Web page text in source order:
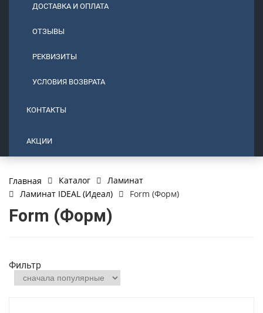
ДОСТАВКА И ОПЛАТА
ОТЗЫВЫ
РЕКВИЗИТЫ
УСЛОВИЯ ВОЗВРАТА
КОНТАКТЫ
АКЦИИ
Главная Каталог
Ламинат
Ламинат IDEAL (Идеал)
Form (Форм)
Form (Форм)
Фильтр